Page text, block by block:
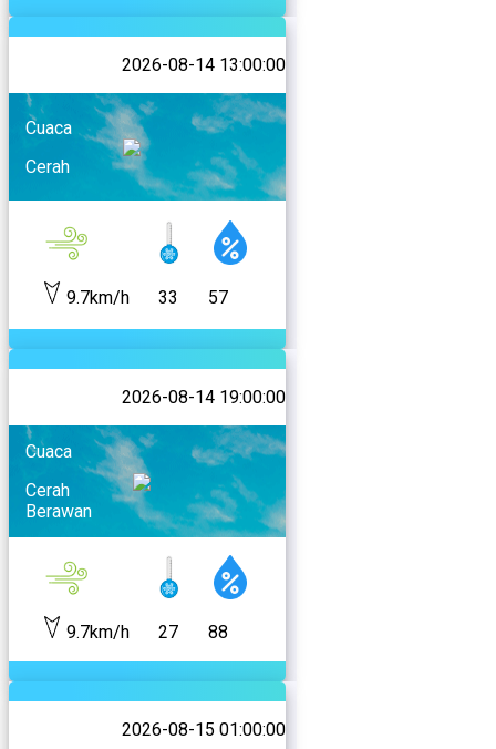
2026-08-14 13:00:00
Cuaca
Cerah
9.7km/h 33 57
2026-08-14 19:00:00
Cuaca
Cerah
Berawan
9.7km/h 27 88
2026-08-15 01:00:00